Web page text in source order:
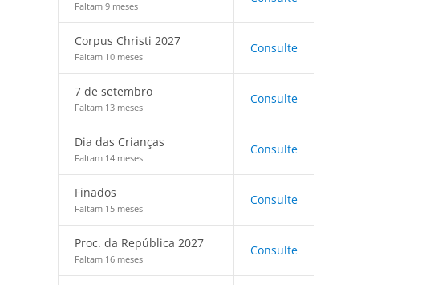
Faltam 9 meses
Corpus Christi 2027
Faltam 10 meses
Consulte
7 de setembro
Faltam 13 meses
Consulte
Dia das Crianças
Faltam 14 meses
Consulte
Finados
Faltam 15 meses
Consulte
Proc. da República 2027
Faltam 16 meses
Consulte